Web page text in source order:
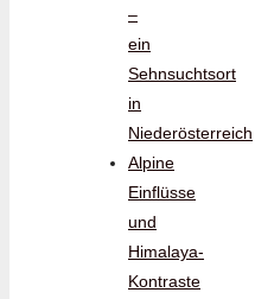
–
ein
Sehnsuchtsort
in
Niederösterreich
Alpine
Einflüsse
und
Himalaya-
Kontraste